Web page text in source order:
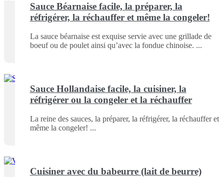
Sauce Béarnaise facile, la préparer, la
réfrigérer, la réchauffer et même la congeler!
La sauce béarnaise est exquise servie avec une grillade de
boeuf ou de poulet ainsi qu’avec la fondue chinoise.
Sauce Hollandaise facile, la cuisiner, la
réfrigérer ou la congeler et la réchauffer
La reine des sauces, la préparer, la réfrigérer, la réchauffer et
même la congeler!
Cuisiner avec du babeurre (lait de beurre)